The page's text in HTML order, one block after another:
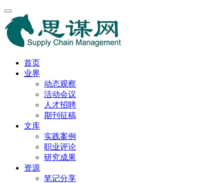
首页
业界
动态观察
活动会议
人才招聘
期刊征稿
文库
实践案例
职业评论
研究成果
资源
笔记分享